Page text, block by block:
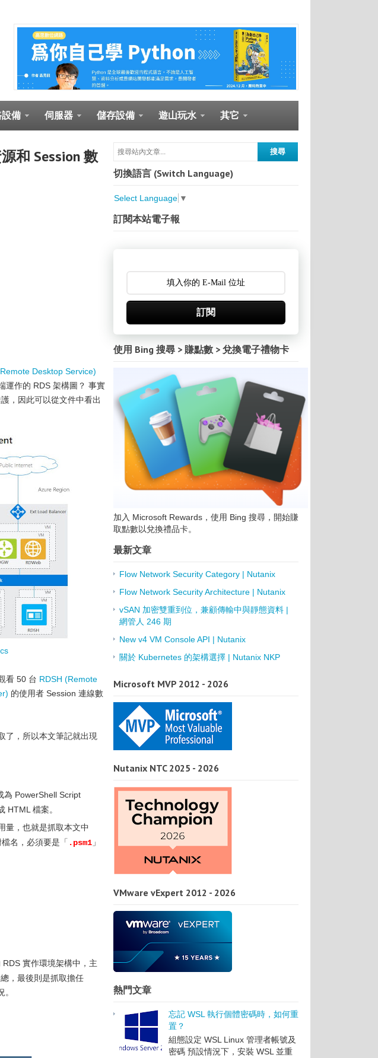
備 伺服器 儲存設備 遊山玩水 其它
和 Session 數
Desktop Service)
運作的 RDS 架構圖？ 事實
，因此可以從文件中看出
看 50 台 RDSH (Remote
的使用者 Session 連線數
了，所以本文筆記就出現
為 PowerShell Script
HTML 檔案。
量，也就是抓取本文中
名，必須要是「 .psm1 」
實作環境架構中，主
，最後則是抓取擔任
切換語言 (Switch Language)
Select Language ▼
訂閱本站電子報
訂閱
使用 Bing 搜尋 > 賺點數 > 兌換電子禮物卡
加入 Microsoft Rewards，使用 Bing 搜尋，開始賺
取點數以兌換禮品卡。
最新文章
Flow Network Security Category | Nutanix
Flow Network Security Architecture | Nutanix
vSAN 加密雙重到位，兼顧傳輸中與靜態資料 |
網管人 246 期
New v4 VM Console API | Nutanix
關於 Kubernetes 的架構選擇 | Nutanix NKP
Microsoft MVP 2012 - 2026
Nutanix NTC 2025 - 2026
VMware vExpert 2012 - 2026
熱門文章
忘記 WSL 執行個體密碼時，如何重
置？
組態設定 WSL Linux 管理者帳號及
密碼 預設情況下，安裝 WSL 並重